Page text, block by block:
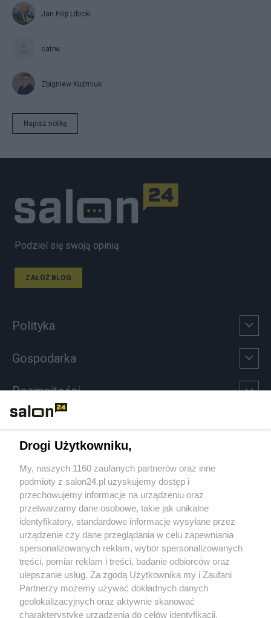
Jan Filip Libicki
catrw
Zbigniew Kuźmiuk
Napisz notkę
Podziel się swoją opinią
ZAŁÓŻ BLOG
Polityka
Gospodarka
Rozmaitości
Sport
Społeczeństwo
Kultura
X Facebook Instagram Youtube
Drogi Użytkowniku,
My, naszych 1160 zaufanych partnerów oraz inne
podmioty z salon24.pl uzyskujemy dostęp i
przechowujemy informacje na urządzeniu oraz
przetwarzamy dane osobowe, takie jak unikalne
identyfikatory, standardowe informacje wysyłane przez
urządzenie czy dane przeglądania w celu zapewniania
spersonalizowanych reklam, wybór spersonalizowanych
treści, pomiar reklam i treści, badanie odbiorców oraz
ulepszanie usług. Za zgodą Użytkownika my i Zaufani
Partnerzy możemy używać dokładnych danych
geolokalizacyjnych oraz aktywnie skanować
charakterystykę urządzenia do celów identyfikacji.